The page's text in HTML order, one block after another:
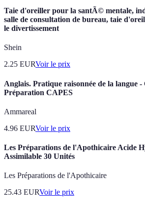
Taie d'oreiller pour la santÃ© mentale,
salle de consultation de bureau, taie
le divertissement
Shein
2.25 EURVoir le prix
Anglais. Pratique raisonnée de la langue -
Préparation CAPES
Ammareal
4.96 EURVoir le prix
Les Préparations de l'Apothicaire Acide
Assimilable 30 Unités
Les Préparations de l'Apothicaire
25.43 EURVoir le prix